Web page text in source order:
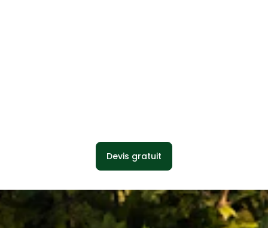
Devis gratuit